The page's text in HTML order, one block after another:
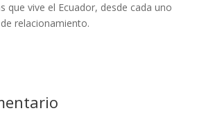
que vive el Ecuador, desde cada uno
relacionamiento.